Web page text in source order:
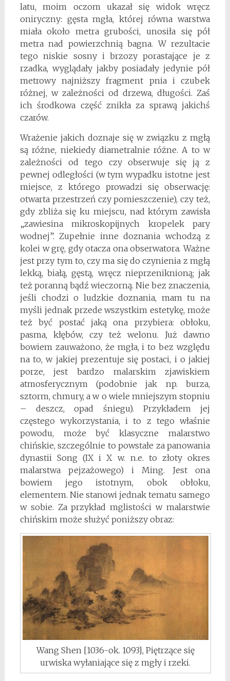
latu, moim oczom ukazał się widok wręcz
oniryczny: gęsta mgła, której równa warstwa
miała około metra grubości, unosiła się pół
metra nad powierzchnią bagna. W rezultacie
tego niskie sosny i brzozy porastające je z
rzadka, wyglądały jakby posiadały jedynie pół
metrowy najniższy fragment pnia i czubek
różnej, w zależności od drzewa, długości. Zaś
ich środkowa część znikła za sprawą jakichś
czarów.
Wrażenie jakich doznaje się w związku z mgłą
są różne, niekiedy diametralnie różne. A to w
zależności od tego czy obserwuje się ją z
pewnej odległości (w tym wypadku istotne jest
miejsce, z którego prowadzi się obserwację:
otwarta przestrzeń czy pomieszczenie), czy też,
gdy zbliża się ku miejscu, nad którym zawisła
„zawiesina mikroskopijnych kropelek pary
wodnej”. Zupełnie inne doznania wchodzą z
kolei w grę, gdy otacza ona obserwatora. Ważne
jest przy tym to, czy ma się do czynienia z mgłą
lekką, białą, gęstą, wręcz nieprzeniknioną; jak
też poranną bądź wieczorną. Nie bez znaczenia,
jeśli chodzi o ludzkie doznania, mam tu na
myśli jednak przede wszystkim estetykę, może
też być postać jaką ona przybiera: obłoku,
pasma, kłębów, czy też welonu. Już dawno
bowiem zauważono, że mgła, i to bez względu
na to, w jakiej prezentuje się postaci, i o jakiej
porze, jest bardzo malarskim zjawiskiem
atmosferycznym (podobnie jak np. burza,
sztorm, chmury, a w o wiele mniejszym stopniu
– deszcz, opad śniegu). Przykładem jej
częstego wykorzystania, i to z tego właśnie
powodu, może być klasyczne malarstwo
chińskie, szczególnie to powstałe za panowania
dynastii Song (IX i X w. n.e. to złoty okres
malarstwa pejzażowego) i Ming. Jest ona
bowiem jego istotnym, obok obłoku,
elementem. Nie stanowi jednak tematu samego
w sobie. Za przykład mglistości w malarstwie
chińskim może służyć poniższy obraz:
Wang Shen [1036-ok. 1093], Piętrzące się
urwiska wyłaniające się z mgły i rzeki.